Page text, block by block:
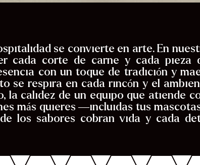
se convierte en arte. En
cada corte de carne y cada pieza
con un toque de tradición y
se respira en cada rincón y el
la calidez de un equipo que atiende
más quieres —incluidas tus
los sabores cobran vida y cada